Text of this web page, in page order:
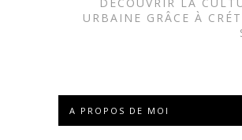
URBAINE GRÂCE À
A PROPOS DE MOI